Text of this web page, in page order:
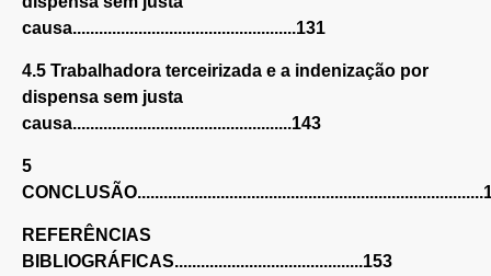
causa...................................................131
4.5 Trabalhadora terceirizada e a indenização por
dispensa sem justa
causa..................................................143
5
REFERÊNCIAS
BIBLIOGRÁFICAS...........................................153